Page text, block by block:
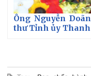
Lịch thi đấu bóng đá
Ông Nguyễn
thư Tỉnh ủy